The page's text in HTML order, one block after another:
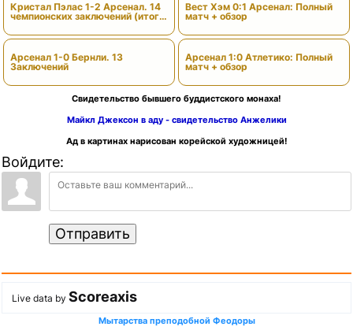
Кристал Пэлас 1-2 Арсенал. 14
чемпионских заключений (итоги
Арсенал 1-0 Бернли. 13
Заключений
Вест Хэм 0:1 Арсенал: Полный
матч + обзор
Арсенал 1:0 Атлетико: Полный
матч + обзор
Свидетельство бывшего буддистского монаха!
Майкл Джексон в аду - свидетельство Анжелики
Ад в картинах нарисован корейской художницей!
Войдите:
Отправить
Live data by Scoreaxis
Мытарства преподобной Феодоры